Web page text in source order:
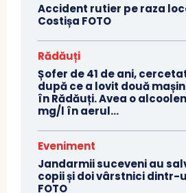
Accident rutier pe raza
Costișa FOTO
Rădăuți
Șofer de 41 de ani,
după ce a lovit două
în Rădăuți. Avea o
mg/l în aerul...
Eveniment
Jandarmii suceveni au
copii și doi vârstnici dintr-
FOTO